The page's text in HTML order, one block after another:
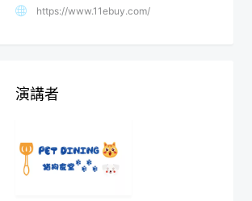
https://www.11ebuy.com/
演講者